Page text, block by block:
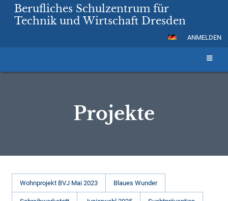
Berufliches Schulzentrum für
Technik und Wirtschaft Dresden
ANMELDEN
Projekte
Wohnprojekt BVJ Mai 2023 Blaues Wunder